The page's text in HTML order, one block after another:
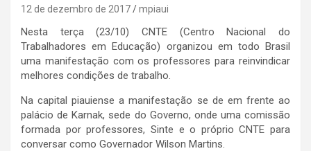
12 de dezembro de 2017 mpiaui
Nesta terça (23/10) CNTE (Centro Nacional do
Trabalhadores em Educação) organizou em todo Brasil
uma manifestação com os professores para reinvindicar
melhores condições de trabalho.
Na capital piauiense a manifestação se de em frente ao
palácio de Karnak, sede do Governo, onde uma comissão
formada por professores, Sinte e o próprio CNTE para
conversar como Governador Wilson Martins.